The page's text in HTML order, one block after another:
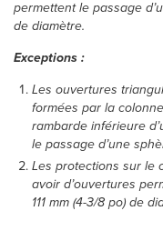
permettent le passage
de diamètre.
Exceptions :
Les ouvertures
formées par la
rambarde inférieure
le passage d’une
Les protections sur le
avoir d’ouvertures
111 mm (4-3/8 po) de